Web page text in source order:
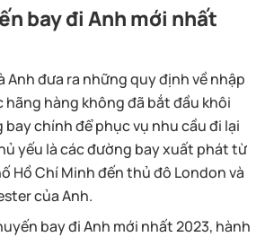
bay đi Anh mới nhất
Anh đưa ra những quy định về nhập
hãng hàng không đã bắt đầu khôi
chính để phục vụ nhu cầu đi lại
yếu là các đường bay xuất phát từ
Hồ Chí Minh đến thủ đô London và
của Anh.
bay đi Anh mới nhất 2023, hành